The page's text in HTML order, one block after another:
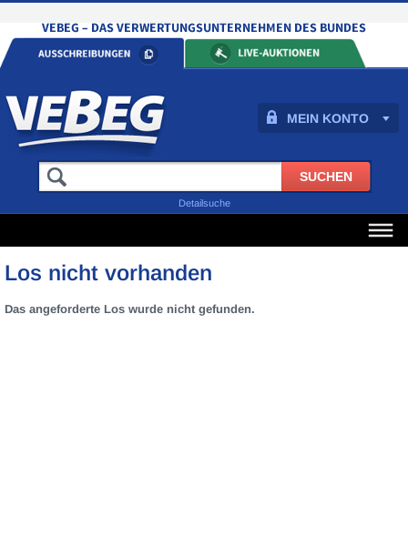
MEIN KONTO
Detailsuche
Los nicht vorhanden
Das angeforderte Los wurde nicht gefunden.